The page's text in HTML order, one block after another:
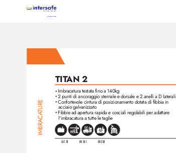
IMBRA
CA
TURE
• Imbracatura testata fino a 140kg
• 2 punti di ancoraggio sternale e dorsale e 2 anelli a D laterali
• Confortevole cintura di posizionamento dotata di fibbia in
acciaio galvanizzato
• Fibbie ad apertura rapida e cosciali regolabili per adattare
l'imbracatura a tutte le taglie
CAT. III EN 361 EN 358
TITAN 2